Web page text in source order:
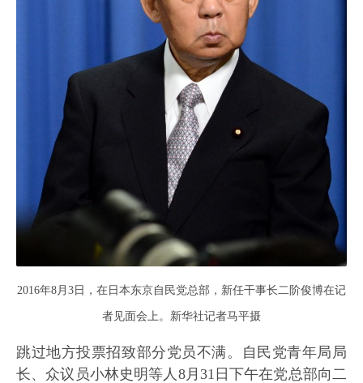
2016年8月3日，在日本东京自民党总部，新任干事长二阶俊博在记
者见面会上。新华社记者马平摄
跳过地方投票招致部分党员不满。自民党青年局局
长、众议员小林史明等人8月31日下午在党总部向二